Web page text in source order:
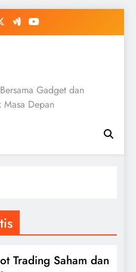
Gadget dan
Masa Depan
Trading Saham dan